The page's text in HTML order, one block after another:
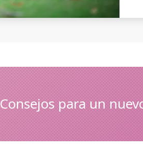
Consejos para un